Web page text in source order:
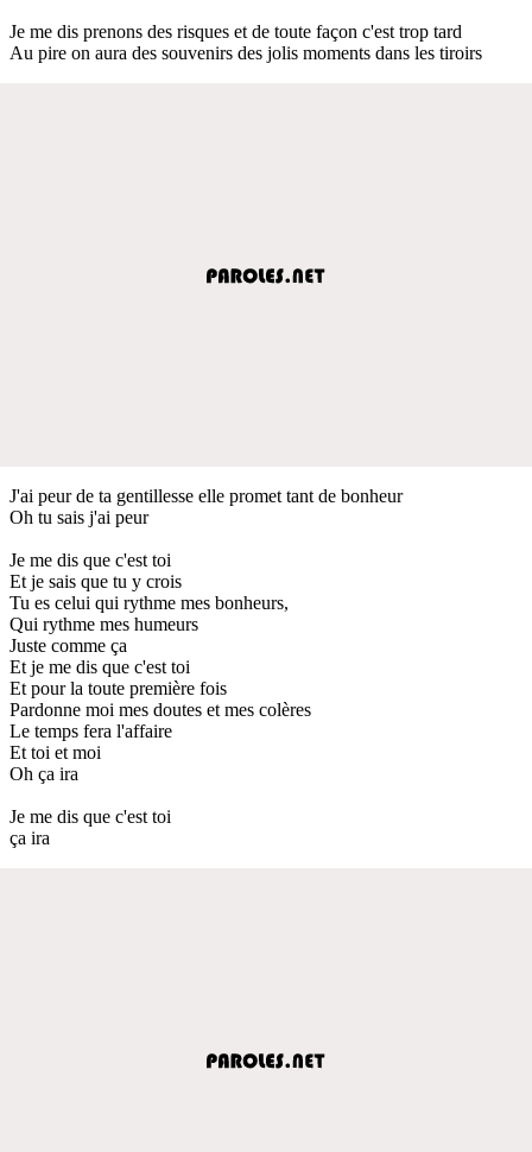
Je me dis prenons des risques et de toute façon c'est trop tard
Au pire on aura des souvenirs des jolis moments dans les tiroirs
J'ai peur de ta gentillesse elle promet tant de bonheur
Oh tu sais j'ai peur
Je me dis que c'est toi
Et je sais que tu y crois
Tu es celui qui rythme mes bonheurs,
Qui rythme mes humeurs
Juste comme ça
Et je me dis que c'est toi
Et pour la toute première fois
Pardonne moi mes doutes et mes colères
Le temps fera l'affaire
Et toi et moi
Oh ça ira
Je me dis que c'est toi
ça ira